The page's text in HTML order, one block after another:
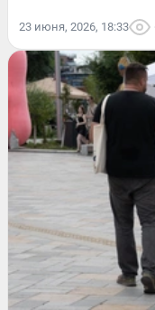
23 июня, 2026, 18:33